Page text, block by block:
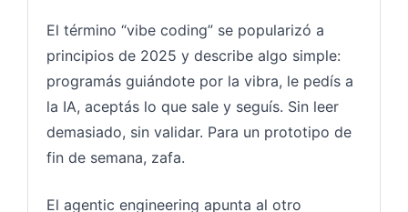
El término “vibe coding” se popularizó a
principios de 2025 y describe algo simple:
programás guiándote por la vibra, le pedís a
la IA, aceptás lo que sale y seguís. Sin leer
demasiado, sin validar. Para un prototipo de
fin de semana, zafa.
El agentic engineering apunta al otro